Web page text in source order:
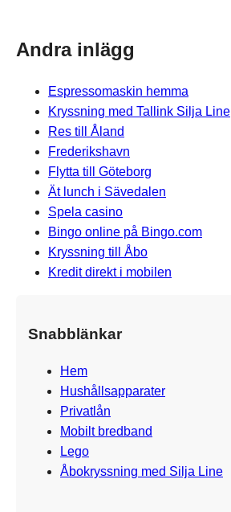
Andra inlägg
Espressomaskin hemma
Kryssning med Tallink Silja Line
Res till Åland
Frederikshavn
Flytta till Göteborg
Ät lunch i Sävedalen
Spela casino
Bingo online på Bingo.com
Kryssning till Åbo
Kredit direkt i mobilen
Snabblänkar
Hem
Hushållsapparater
Privatlån
Mobilt bredband
Lego
Åbokryssning med Silja Line